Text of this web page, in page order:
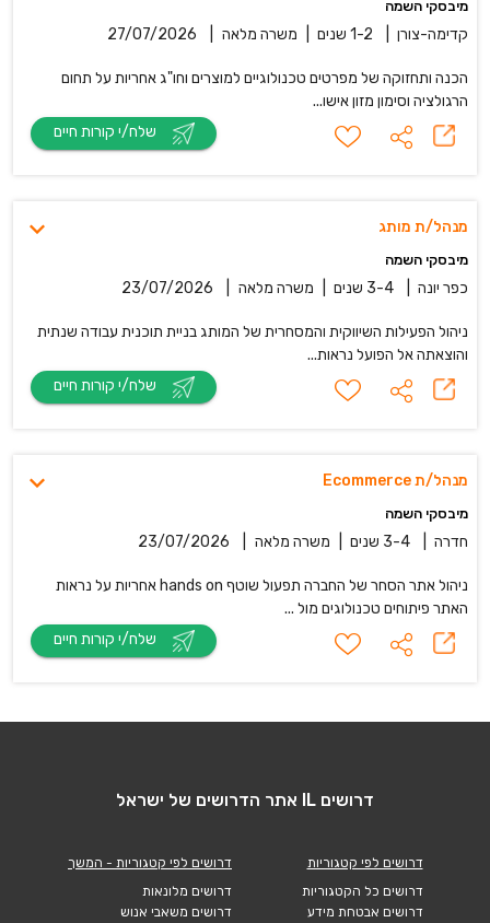
מיבסקי השמה
קדימה-צורן 1-2 שנים משרה מלאה 27/07/2026
הכנה ותחזוקה של מפרטים טכנולוגיים למוצרים וחו"ג אחריות על תחום
הרגולציה וסימון מזון אישו...
מנהל/ת מותג
מיבסקי השמה
כפר יונה 3-4 שנים משרה מלאה 23/07/2026
ניהול הפעילות השיווקית והמסחרית של המותג בניית תוכנית עבודה שנתית
והוצאתה אל הפועל נראות...
מנהל/ת Ecommerce
מיבסקי השמה
חדרה 3-4 שנים משרה מלאה 23/07/2026
ניהול אתר הסחר של החברה תפעול שוטף hands on אחריות על נראות
האתר פיתוחים טכנולוגים מול ...
דרושים IL אתר הדרושים של ישראל
דרושים לפי קטגוריות
דרושים כל הקטגוריות
דרושים אבטחת מידע
דרושים לפי קטגוריות - המשך
דרושים מלונאות
דרושים משאבי אנוש